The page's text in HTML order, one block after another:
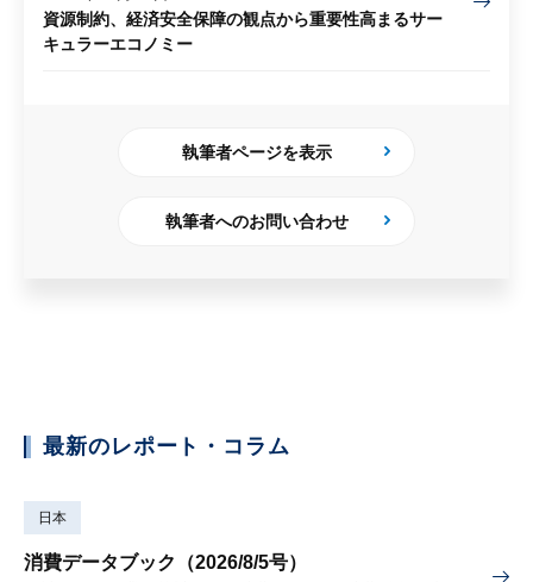
資源制約、経済安全保障の観点から重要性高まるサー
キュラーエコノミー
執筆者ページを表示
執筆者へのお問い合わせ
最新のレポート・コラム
日本
消費データブック（2026/8/5号）